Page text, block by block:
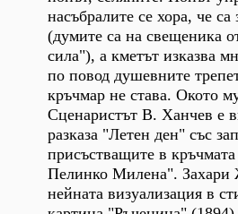
насъбралите се хора, че са
(думите са на свещеника
сила"), а кметът изказва
по повод душевните
кръчмар не става. Окото
Сценаристът В. Ханчев е
разказа "Летен ден" със
присъстващите в
Пелинко Милена". Захари
нейната визуализация в